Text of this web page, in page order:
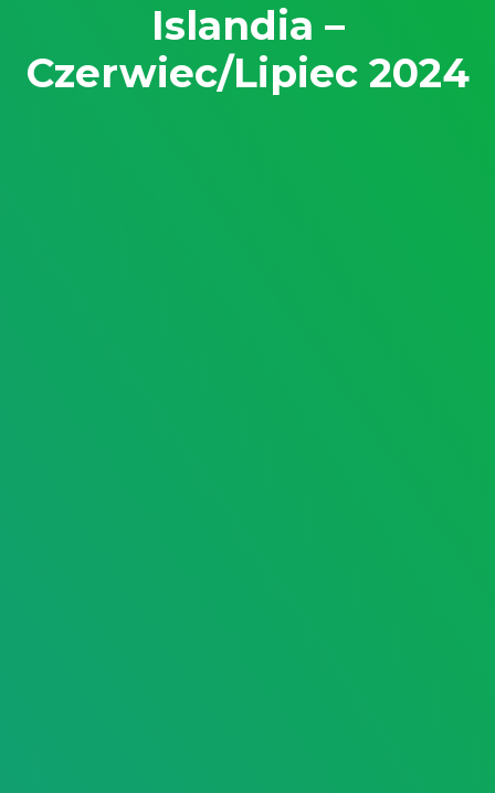
Islandia –
Czerwiec/Lipiec 2024